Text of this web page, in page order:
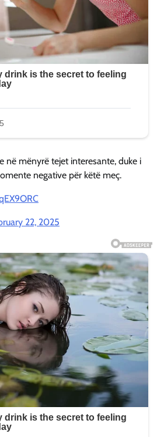
në mënyrë tejet interesante, duke i
negative për këtë meç.
22, 2025